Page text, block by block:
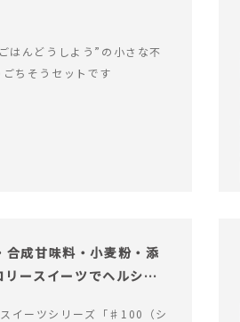
はんどうしよう”の小さな不
ちそうセットです
合成甘味料・小麦粉・添
ースイーツでヘルシー
イーツシリーズ「♯100（シ